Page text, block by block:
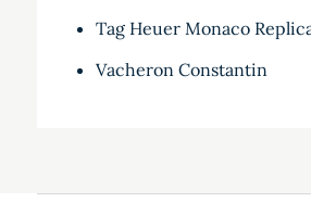
Tag Heuer Monaco
Vacheron Constantin